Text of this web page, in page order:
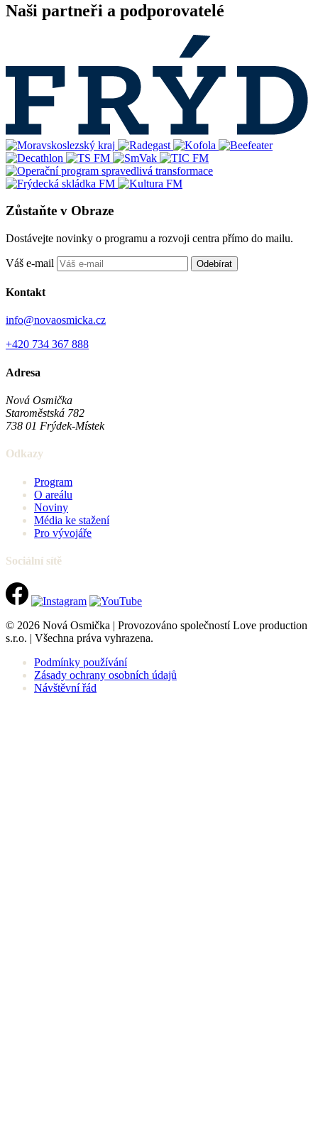
Naši partneři a podporovatelé
Zůstaňte v Obraze
Dostávejte novinky o programu a rozvoji centra přímo do mailu.
Váš e-mail Odebírat
Kontakt
info@novaosmicka.cz
+420 734 367 888
Adresa
Nová Osmička
Staroměstská 782
738 01 Frýdek-Místek
Odkazy
Program
O areálu
Noviny
Média ke stažení
Pro vývojáře
Sociální sítě
© 2026 Nová Osmička | Provozováno společností Love production
s.r.o. | Všechna práva vyhrazena.
Podmínky používání
Zásady ochrany osobních údajů
Návštěvní řád